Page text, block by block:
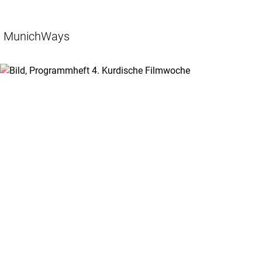
MunichWays